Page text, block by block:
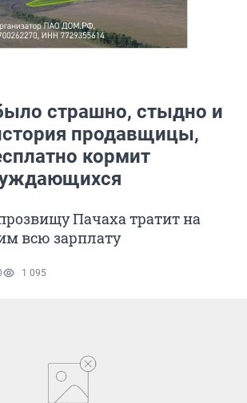
страшно, стыдно и
продавщицы,
кормит
Пачаха тратит на
всю зарплату
1 095